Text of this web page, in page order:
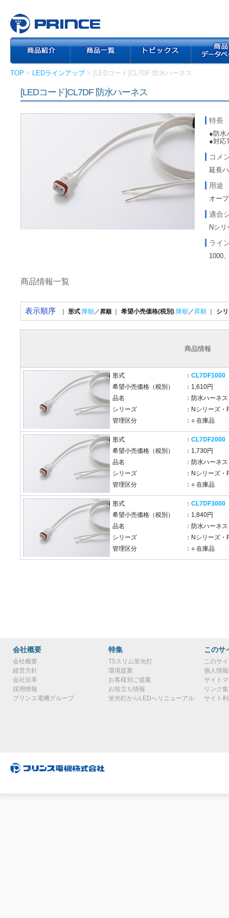
TOP > LEDラインアップ> [LEDコード]CL7DF 防水ハーネス
[LEDコード]CL7DF 防水ハーネス
特長
●防水
●対応
コメ
延長
用途
オー
適合
Nシ
ライ
1000
商品情報一覧
表示順序 形式 降順／昇順 希望小売価格(税別) 降順／昇順 シ
商品情報
形式 ： CL7DF1000
希望小売価格（税別）
：1,610円
品名
：防水ハーネス
シリーズ
：Nシリーズ・
管理区分
：○ 在庫品
形式 ： CL7DF2000
希望小売価格（税別）
：1,730円
品名
：防水ハーネス
シリーズ
：Nシリーズ・
管理区分
：○ 在庫品
形式 ： CL7DF3000
希望小売価格（税別）
：1,840円
品名
：防水ハーネス
シリーズ
：Nシリーズ・
管理区分
：○ 在庫品
会社概要
会社概要
経営方針
会社沿革
採用情報
プリンス電機グループ
特集
T5スリム蛍光灯
環境提案
お客様別ご提案
お役立ち情報
蛍光灯からLEDへリニューアル
このサ
このサ
個人情
サイト
リンク集
サイト